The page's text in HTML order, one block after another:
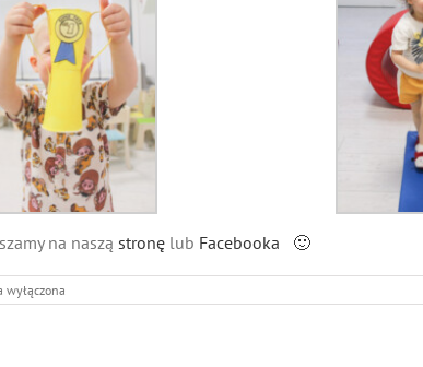
na naszą stronęlub Facebooka 🙂
wyłączona